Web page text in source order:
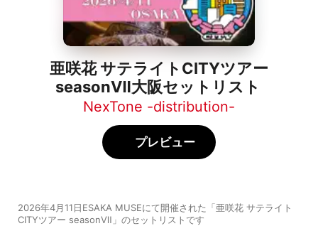
亜咲花 サテライトCITYツアー
seasonⅦ大阪セットリスト
NexTone -distribution-
2026年4月11日ESAKA MUSEにて開催された「亜咲花 サテライト
CITYツアー seasonⅦ」のセットリストです
プレビュー